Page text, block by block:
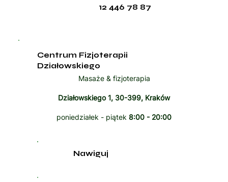
12 446 78 87
Centrum Fizjoterapii
Działowskiego
Masaże & fizjoterapia
Działowskiego 1, 30-399, Kraków
poniedziałek - piątek 8:00 - 20:00
Nawiguj